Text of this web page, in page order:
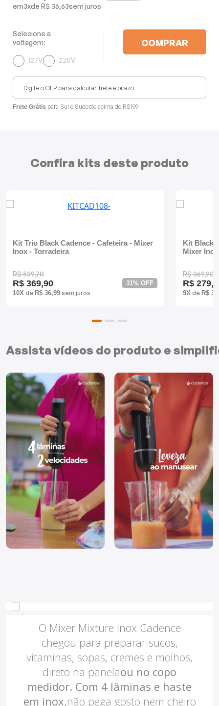
3x R$ 36,63
Selecione a
voltagem:
127V 220V
COMPRAR
Frete Grátis para Sul e Sudeste acima de R$199
Confira kits deste produto
Kit Trio Black Cadence - Cafeteira - Mixer
Inox - Torradeira
R$ 539,70
R$ 369,90
10X de R$ 36,99 sem juros
31% OFF
Kit Black
Mixer Inox
R$ 369,90
R$
9X de R$
Assista vídeos do produto e
O Mixer Mixture Inox Cadence
chegou para preparar sucos,
vitaminas, sopas, cremes e molhos,
direto na panelaou no copo
medidor. Com 4 lâminas e haste
em inox,não pega gosto nem cheiro
Copo Medidor Grátis
500ml
4 lâminas inox
Mais eficiente
Haste Inox
Higiênico e prático
Mixers
Processadores
Coifas
Panelas Elétricas